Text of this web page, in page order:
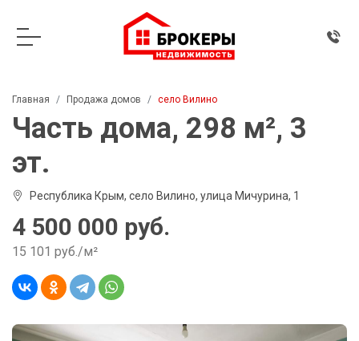
Главная Продажа домов село Вилино
Часть дома, 298 м², 3
эт.
Республика Крым, село Вилино, улица Мичурина, 1
4 500 000 руб.
15 101 руб./м²